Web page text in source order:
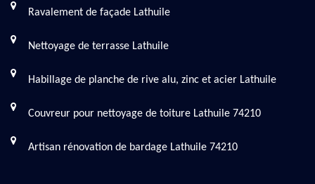
Ravalement de façade Lathuile
Nettoyage de terrasse Lathuile
Habillage de planche de rive alu, zinc et acier Lathuile
Couvreur pour nettoyage de toiture Lathuile 74210
Artisan rénovation de bardage Lathuile 74210